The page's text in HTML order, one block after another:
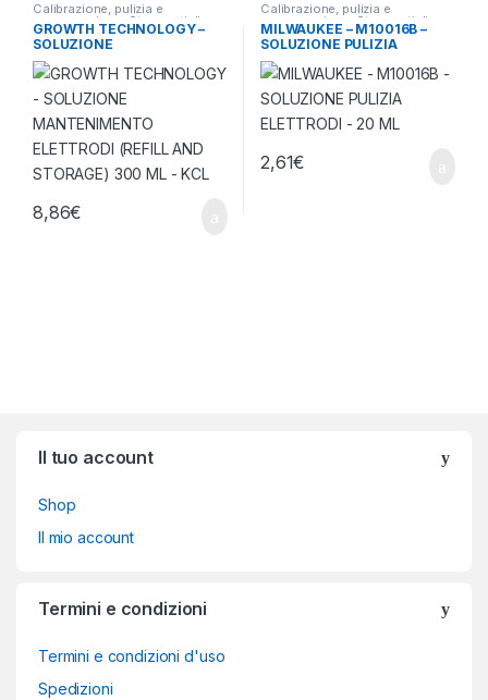
Calibrazione, pulizia e
conservazione,Strumenti di
misura
GROWTH TECHNOLOGY –
SOLUZIONE
MANTENIMENTO
ELETTRODI (REFILL AND
STORAGE) 300 ML – KCL
8,86€
Calibrazione, pulizia e
conservazione Strumenti di
misura
MILWAUKEE – M10016B –
SOLUZIONE PULIZIA
ELETTRODI – 20 ML
2,61€
Il tuo account
Shop
Il mio account
Termini e condizioni
Termini e condizioni d'uso
Spedizioni